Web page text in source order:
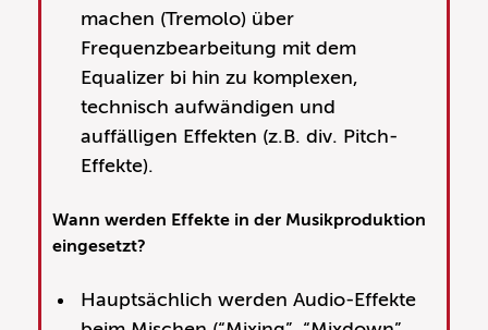
machen (Tremolo) über
Frequenzbearbeitung mit dem
Equalizer bi hin zu komplexen,
technisch aufwändigen und
auffälligen Effekten (z.B. div. Pitch-
Effekte).
Wann werden Effekte in der Musikproduktion
eingesetzt?
Hauptsächlich werden Audio-Effekte